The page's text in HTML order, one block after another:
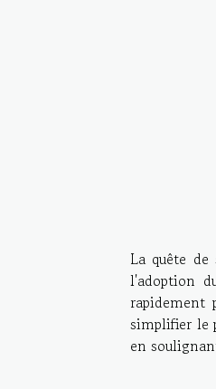
La quête
l'adoption
rapidement
simplifier le
en